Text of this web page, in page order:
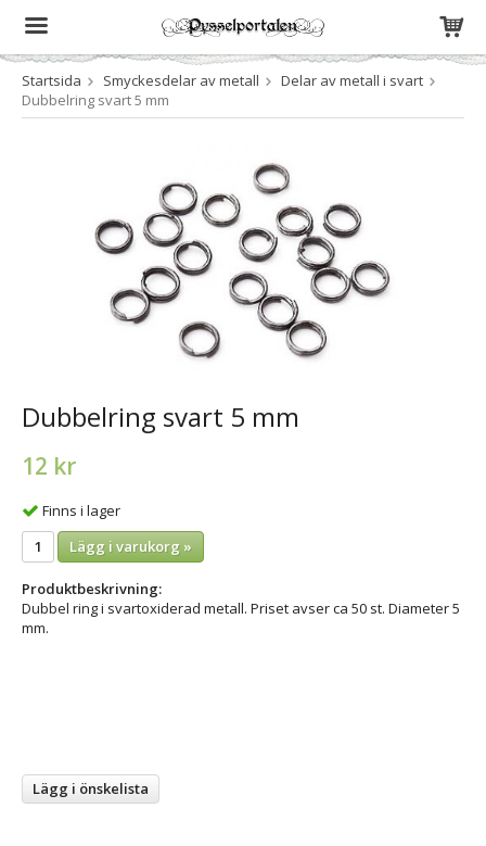
Produkten har blivit tillagd i varukorgen
Startsida Smyckesdelar av metall
Delar av metall i svart
Dubbelring svart 5 mm
Dubbelring svart 5 mm
12 kr
Finns i lager
Lägg i varukorg »
Produktbeskrivning:
Dubbel ring i svartoxiderad metall. Priset avser ca 50 st. Diameter 5
mm.
Lägg i önskelista